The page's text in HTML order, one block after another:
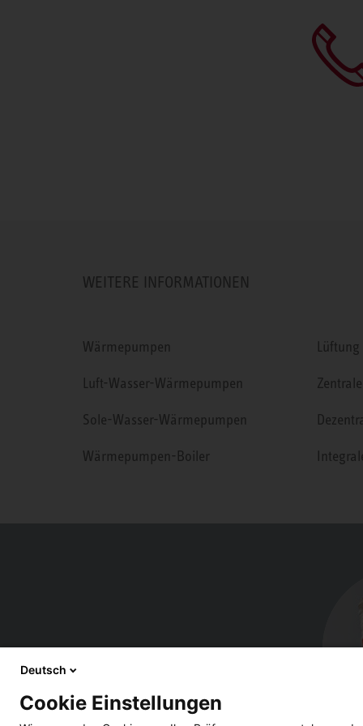
WEITERE INFORMATIONEN
Wärmepumpen
Luft-Wasser-Wärmepumpen
Sole-Wasser-Wärmepumpen
Wärmepumpen-Boiler
Lüftung
Deutsch
Cookie Einstellungen